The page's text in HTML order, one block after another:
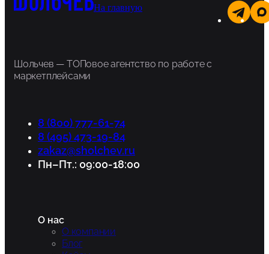
На главную
Шольчев — ТОПовое агентство по работе с
маркетплейсами
8 (800) 777-61-74
8 (495) 473-19-84
zakaz@sholchev.ru
Пн–Пт.: 09:00-18:00
О нас
О компании
Блог